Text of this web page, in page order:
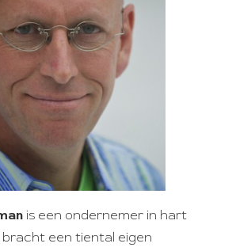
is een ondernemer in hart
bracht een tiental eigen